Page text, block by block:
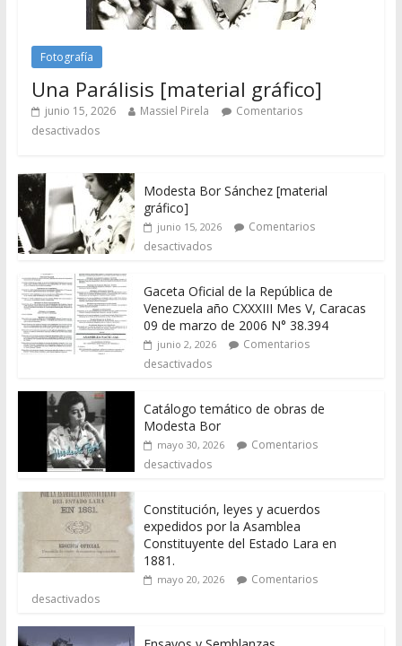
Fotografía
Una Parálisis [material gráfico]
junio 15, 2026 Massiel Pirela
Comentarios
desactivados
Modesta Bor Sánchez [material
gráfico]
junio 15, 2026
Comentarios
desactivados
Gaceta Oficial de la República de
Venezuela año CXXXIII Mes V, Caracas
09 de marzo de 2006 N° 38.394
junio 2, 2026
Comentarios
desactivados
Catálogo temático de obras de
Modesta Bor
mayo 30, 2026
Comentarios
desactivados
Constitución, leyes y acuerdos
expedidos por la Asamblea
Constituyente del Estado Lara en
1881.
mayo 20, 2026
Comentarios
desactivados